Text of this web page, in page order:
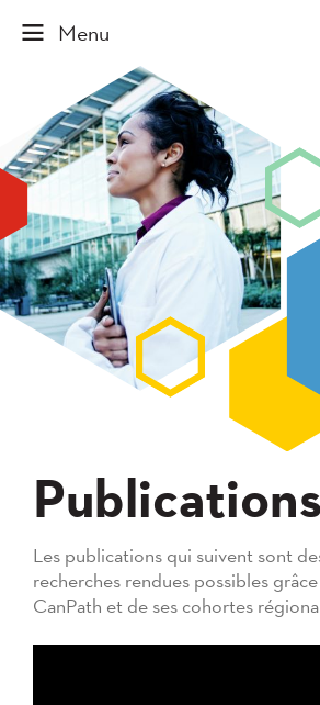
Publications
Les publications qui suivent sont
recherches rendues possibles
CanPath et de ses cohortes